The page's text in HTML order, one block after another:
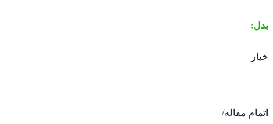
بدل:
خیار
اتمام مقاله/